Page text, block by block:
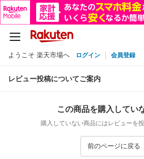
ようこそ 楽天市場へ ログイン 会員登録
レビュー投稿についてご案内
この商品を購入してい
購入していない商品にはレビューを投
前のページに戻る